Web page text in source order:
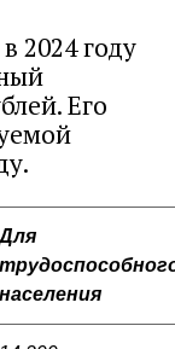
2024 году
Его
населения